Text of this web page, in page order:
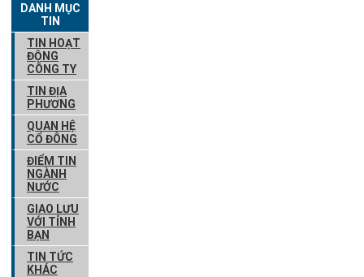
DANH MỤC
TIN
TIN HOẠT
ĐỘNG
CÔNG TY
TIN ĐỊA
PHƯƠNG
QUAN HỆ
CỔ ĐÔNG
ĐIỂM TIN
NGÀNH
NƯỚC
GIAO LƯU
VỚI TỈNH
BẠN
TIN TỨC
KHÁC